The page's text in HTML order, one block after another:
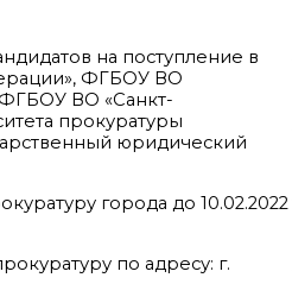
на поступление в
ФГБОУ ВО
ФГБОУ ВО «Санкт-
прокуратуры
юридический
города до 10.02.2022
по адресу: г.